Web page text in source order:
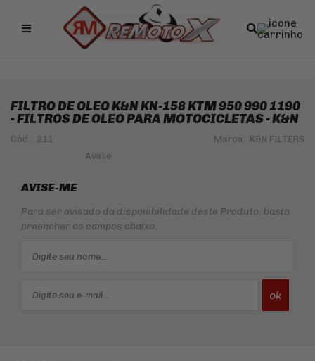
Remotox
FILTRO DE OLEO K&N KN-158 KTM 950 990 1190
- FILTROS DE OLEO PARA MOTOCICLETAS - K&N
Cód.: 211 Marca: K&N FILTERS
AVISE-ME
Para ser avisado da disponibilidade deste Produto, basta
preencher os campos abaixo.